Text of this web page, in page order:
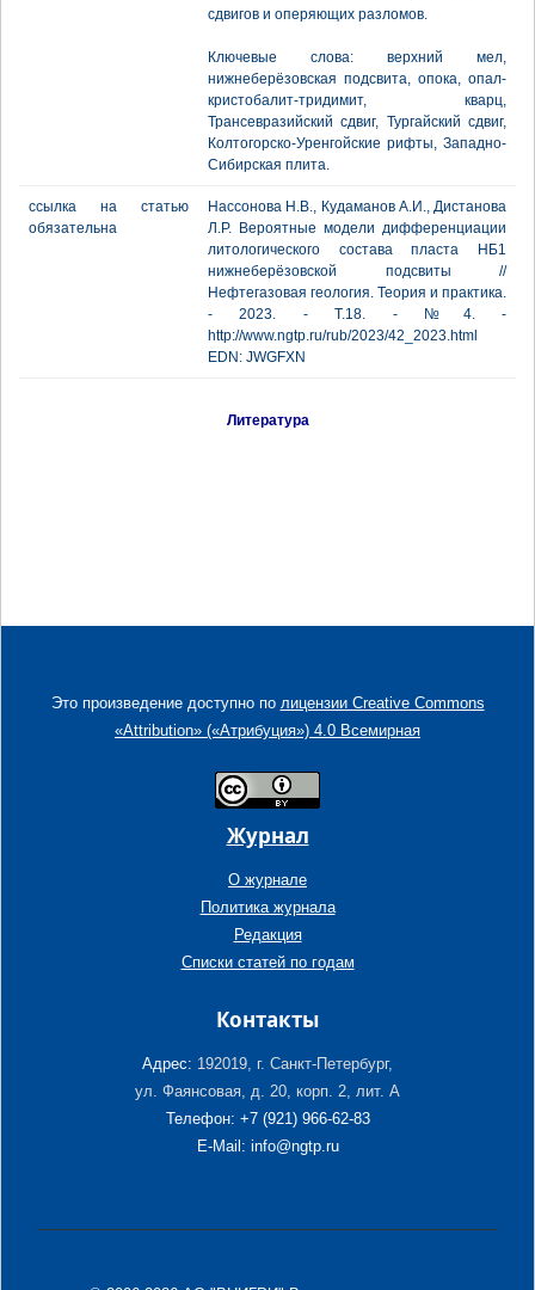
сдвигов и оперяющих разломов.
Ключевые слова: верхний мел,
нижнеберёзовская подсвита, опока, опал-
кристобалит-тридимит, кварц,
Трансевразийский сдвиг, Тургайский сдвиг,
Колтогорско-Уренгойские рифты, Западно-
Сибирская плита.
ссылка на статью
обязательна
Нассонова Н.В., Кудаманов А.И., Дистанова
Л.Р. Вероятные модели дифференциации
литологического состава пласта НБ1
нижнеберёзовской подсвиты //
Нефтегазовая геология. Теория и практика.
- 2023. - Т.18. - №4. -
http://www.ngtp.ru/rub/2023/42_2023.html
EDN: JWGFXN
Литература
Это произведение доступно по лицензии Creative Commons
«Attribution» («Атрибуция») 4.0 Всемирная
Журнал
О журнале
Политика журнала
Редакция
Списки статей по годам
Контакты
Адрес: 192019, г. Санкт-Петербург,
ул. Фаянсовая, д. 20, корп. 2, лит. А
Телефон: +7 (921) 966-62-83
E-Mail: info@ngtp.ru